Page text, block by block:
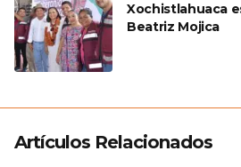
Xochistlahuaca
Beatriz Mojica
Artículos Relacionados